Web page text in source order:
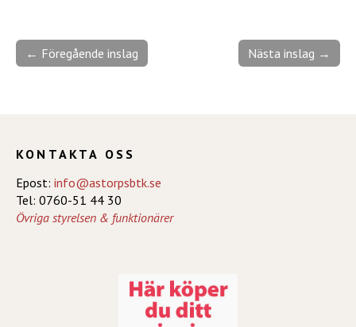
Nästa inslag →
← Föregående inslag
KONTAKTA OSS
Epost: info@astorpsbtk.se
Tel: 0760-51 44 30
Övriga styrelsen & funktionärer